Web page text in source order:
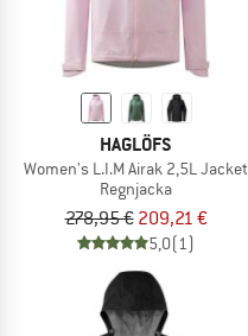
HAGLÖFS
Women's L.I.M Airak 2,5L Jacket
Regnjacka
278,95 € 209,21 €
5,0(1)